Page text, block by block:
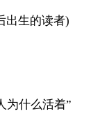
出生的读者)
为什么活着”